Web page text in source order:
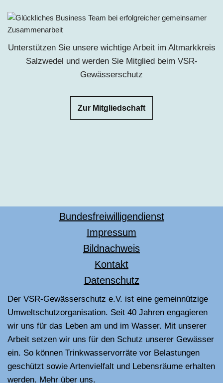
Unterstützen Sie unsere wichtige Arbeit im Altmarkkreis
Salzwedel und werden Sie Mitglied beim VSR-
Gewässerschutz
Zur Mitgliedschaft
Bundesfreiwilligendienst
Impressum
Bildnachweis
Kontakt
Datenschutz
Der VSR-Gewässerschutz e.V. ist eine gemeinnützige
Umweltschutzorganisation. Seit 40 Jahren engagieren
wir uns für das Leben am und im Wasser. Mit unserer
Arbeit setzen wir uns für den Schutz unserer Gewässer
ein. So können Trinkwasservorräte vor Belastungen
geschützt sowie Artenvielfalt und Lebensräume erhalten
werden. Mehr über uns.